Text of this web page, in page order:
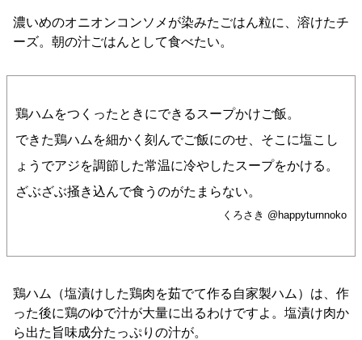
濃いめのオニオンコンソメが染みたごはん粒に、溶けたチ
ーズ。朝の汁ごはんとして食べたい。
鶏ハムをつくったときにできるスープかけご飯。
できた鶏ハムを細かく刻んでご飯にのせ、そこに塩こし
ょうでアジを調節した常温に冷やしたスープをかける。
ざぶざぶ掻き込んで食うのがたまらない。
くろさき @happyturnnoko
鶏ハム（塩漬けした鶏肉を茹でて作る自家製ハム）は、作
った後に鶏のゆで汁が大量に出るわけですよ。塩漬け肉か
ら出た旨味成分たっぷりの汁が。